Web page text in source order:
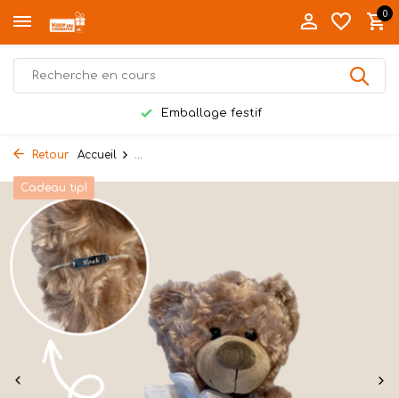
0
Emballage festif
Retour Accueil ...
Cadeau tip!